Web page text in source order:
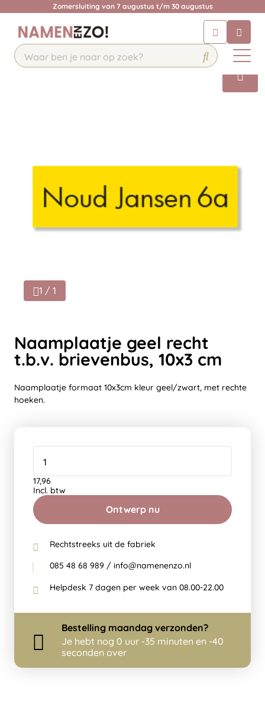
Zomersluiting van 7 augustus t/m 30 augustus
Chat 24/7 met onze chatbot voor
hulp
Contact
1 / 1
Naamplaatje geel recht
t.b.v. brievenbus, 10x3 cm
Naamplaatje formaat 10x3cm kleur geel/zwart, met rechte
hoeken.
Ontwerp nu
17,96
Incl. btw
Rechtstreeks uit de fabriek
085 48 68 989 / info@namenenzo.nl
Helpdesk 7 dagen per week van 08.00-22.00
Bestelling maandag verzonden?
Je hebt nog 0 uur -35 minuten en -40
seconden over